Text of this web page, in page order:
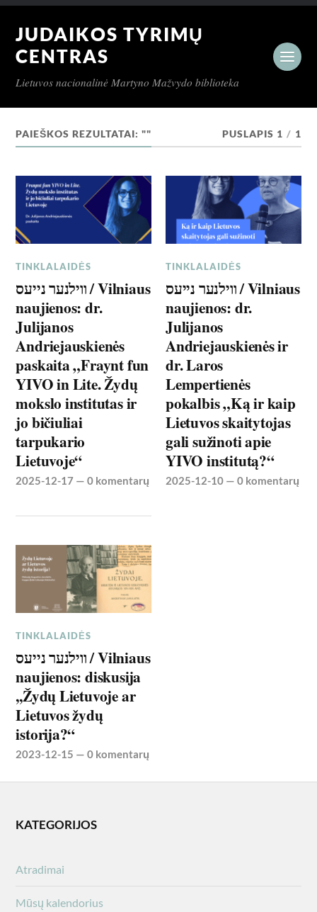
JUDAIKOS TYRIMŲ
CENTRAS
Lietuvos nacionalinė Martyno Mažvydo biblioteka
PAIEŠKOS REZULTATAI: "" PUSLAPIS 1 / 1
TINKLALAIDĖS
ווילנער נייעס / Vilniaus
naujienos: dr.
Julijanos
Andriejauskienės
paskaita „Fraynt fun
YIVO in Lite. Žydų
mokslo institutas ir
jo bičiuliai
tarpukario
Lietuvoje“
2025-12-17 —0 komentarų
TINKLALAIDĖS
ווילנער נייעס / Vilniaus
naujienos: dr.
Julijanos
Andriejauskienės ir
dr. Laros
Lempertienės
pokalbis „Ką ir kaip
Lietuvos skaitytojas
gali sužinoti apie
YIVO institutą?“
2025-12-10 —0 komentarų
TINKLALAIDĖS
ווילנער נייעס / Vilniaus
naujienos: diskusija
,,Žydų Lietuvoje ar
Lietuvos žydų
istorija?“
2023-12-15 —0 komentarų
KATEGORIJOS
Atradimai
Mūsų kalendorius